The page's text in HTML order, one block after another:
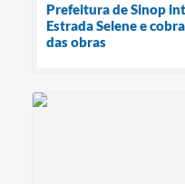
Prefeitura de Sinop
Estrada Selene e
das obras